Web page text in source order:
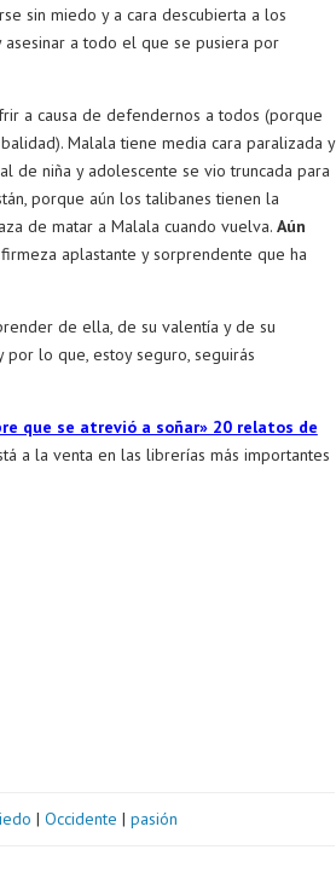
sin miedo y a cara descubierta a los
a todo el que se pusiera por
a causa de defendernos a todos (porque
Malala tiene media cara paralizada y
de niña y adolescente se vio truncada para
porque aún los talibanes tienen la
de matar a Malala cuando vuelva. Aún
aplastante y sorprendente que ha
de ella, de su valentía y de su
por lo que, estoy seguro, seguirás
que se atrevió a soñar» 20 relatos de
a la venta en las librerías más importantes
| Occidente | pasión